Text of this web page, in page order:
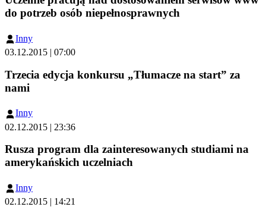
do potrzeb osób niepełnosprawnych
Inny
03.12.2015 | 07:00
Trzecia edycja konkursu „Tłumacze na start” za
nami
Inny
02.12.2015 | 23:36
Rusza program dla zainteresowanych studiami na
amerykańskich uczelniach
Inny
02.12.2015 | 14:21